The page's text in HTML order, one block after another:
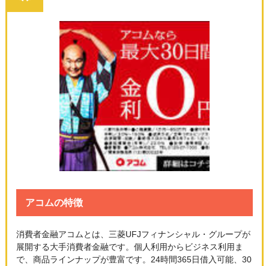
アコムの特徴
消費者金融アコムとは、三菱UFJフィナンシャル・グループが
展開する大手消費者金融です。個人利用からビジネス利用ま
で、商品ラインナップが豊富です。24時間365日借入可能、30